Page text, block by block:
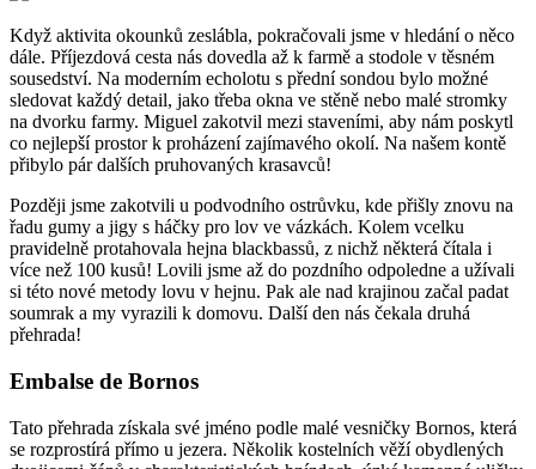
Když aktivita okounků zeslábla, pokračovali jsme v hledání o něco
dále. Příjezdová cesta nás dovedla až k farmě a stodole v těsném
sousedství. Na moderním echolotu s přední sondou bylo možné
sledovat každý detail, jako třeba okna ve stěně nebo malé stromky
na dvorku farmy. Miguel zakotvil mezi staveními, aby nám poskytl
co nejlepší prostor k proházení zajímavého okolí. Na našem kontě
přibylo pár dalších pruhovaných krasavců!
Později jsme zakotvili u podvodního ostrůvku, kde přišly znovu na
řadu gumy a jigy s háčky pro lov ve vázkách. Kolem vcelku
pravidelně protahovala hejna blackbassů, z nichž některá čítala i
více než 100 kusů! Lovili jsme až do pozdního odpoledne a užívali
si této nové metody lovu v hejnu. Pak ale nad krajinou začal padat
soumrak a my vyrazili k domovu. Další den nás čekala druhá
přehrada!
Embalse de Bornos
Tato přehrada získala své jméno podle malé vesničky Bornos, která
se rozprostírá přímo u jezera. Několik kostelních věží obydlených